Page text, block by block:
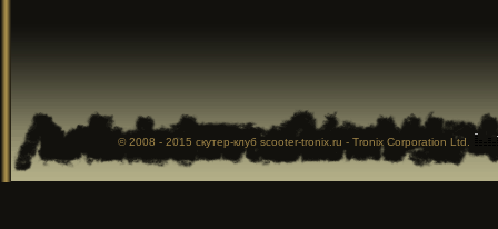
© 2008 - 2015 скутер-клуб scooter-tronix.ru - Tronix Corporation Ltd.